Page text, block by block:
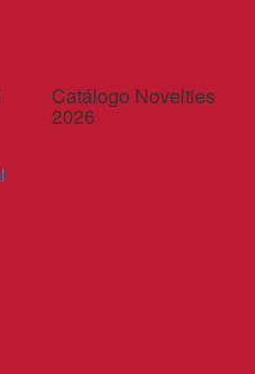
Catálogo Novelties
2026